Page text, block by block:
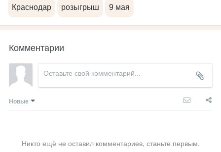
Краснодар розыгрыш 9 мая
Комментарии
Новые
Никто ещё не оставил комментариев, станьте первым.